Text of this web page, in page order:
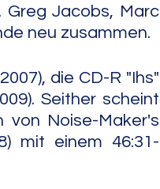
Greg Jacobs, Marc
neu zusammen.
die CD-R "Ihs"
Seither scheint
von Noise-Maker's
mit einem 46:31-
1997.